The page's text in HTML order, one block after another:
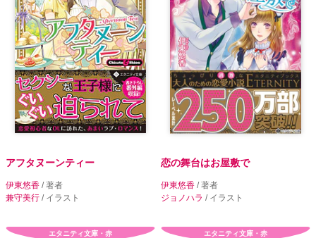
アフタヌーンティー
伊東悠香 / 著者
兼守美行 / イラスト
恋の舞台はお屋敷で
伊東悠香 / 著者
ジョノハラ / イラスト
エタニティ文庫・赤 エタニティ文庫・赤